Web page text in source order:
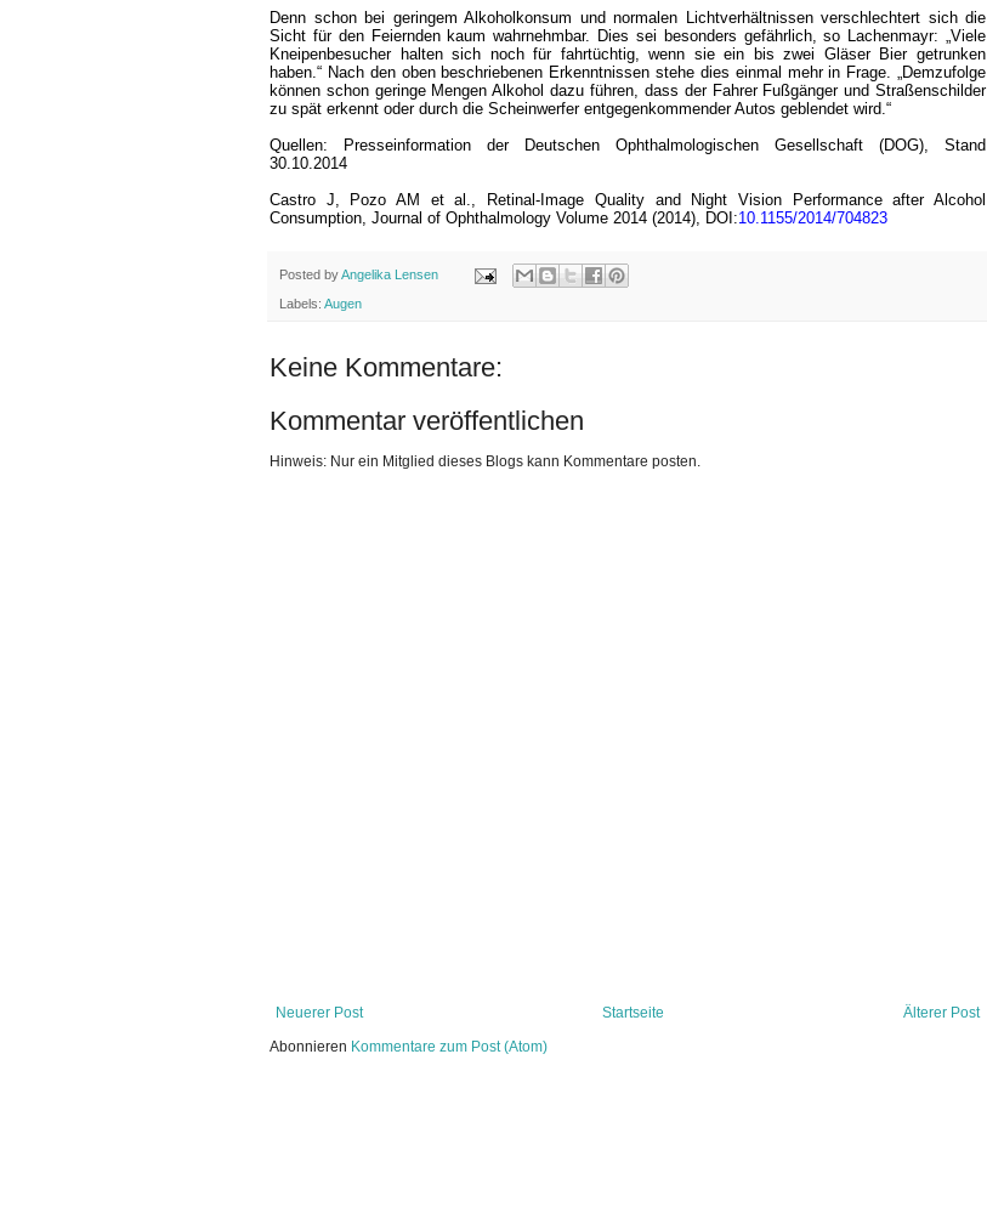
Denn schon bei geringem Alkoholkonsum und normalen Lichtverhältnissen verschlechtert sich die
Sicht für den Feiernden kaum wahrnehmbar. Dies sei besonders gefährlich, so Lachenmayr: „Viele
Kneipenbesucher halten sich noch für fahrtüchtig, wenn sie ein bis zwei Gläser Bier getrunken
haben.“ Nach den oben beschriebenen Erkenntnissen stehe dies einmal mehr in Frage. „Demzufolge
können schon geringe Mengen Alkohol dazu führen, dass der Fahrer Fußgänger und Straßenschilder
zu spät erkennt oder durch die Scheinwerfer entgegenkommender Autos geblendet wird.“
Quellen: Presseinformation der Deutschen Ophthalmologischen Gesellschaft (DOG), Stand
30.10.2014
Castro J, Pozo AM et al., Retinal-Image Quality and Night Vision Performance after Alcohol
Consumption, Journal of Ophthalmology Volume 2014 (2014), DOI:10.1155/2014/704823
Posted byAngelika Lensen
Labels: Augen
Keine Kommentare:
Kommentar veröffentlichen
Hinweis: Nur ein Mitglied dieses Blogs kann Kommentare posten.
Neuerer Post Älterer Post
Startseite
Abonnieren Kommentare zum Post (Atom)